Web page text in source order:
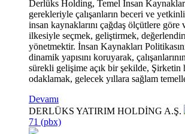
Derlüks Holding, Temel İnsan
gerekleriyle çalışanların beceri ve
insan kaynaklarını çağdaş ölçütlere göre
ilkesiyle seçmek, geliştirmek,
yönetmektir. İnsan Kaynakları
dinamik yapısını koruyarak,
sürekli gelişime açık bir şekilde, Şirketin
odaklamak, gelecek yıllara sağlam
Devamı
DERLÜKS YATIRIM HOLDİNG A.Ş.
71 (pbx)